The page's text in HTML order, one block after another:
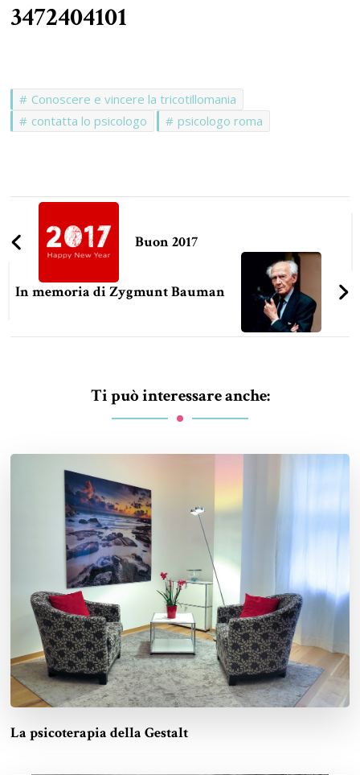
3472404101
Conoscere e vincere la tricotillomania
contatta lo psicologo
psicologo roma
Navigazione
articoli
Buon 2017
In memoria di Zygmunt Bauman
Ti può interessare anche:
La psicoterapia della Gestalt